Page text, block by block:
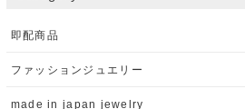
即配商品
ファッションジュエリー
made in japan jewelry